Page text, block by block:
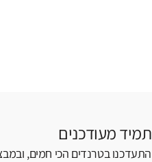
תמיד מעודכנים
התעדכנו בטרנדים הכי חמים,